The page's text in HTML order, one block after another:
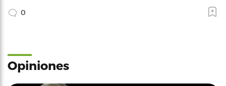
0
Opiniones